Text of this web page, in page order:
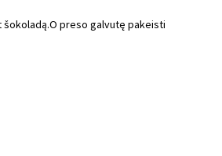
preso galvutę pakeisti